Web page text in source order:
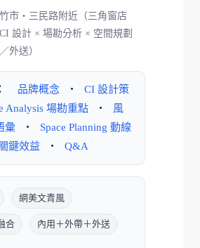
市・三民路附近（三角窗店
設計 × 場勘分析 × 空間規劃
外送）
品牌概念 ・
CI 設計策
Analysis 場勘重點 ・
風
彙
・
Space Planning 動線
關鍵效益 ・ Q&A
網美文青風
合 內用＋外帶＋外送